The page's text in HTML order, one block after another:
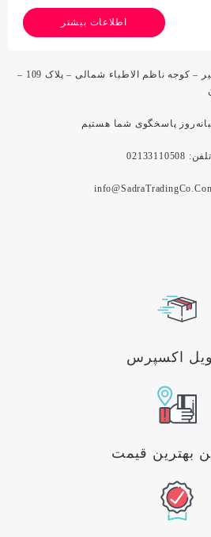
اطلاعات بیشتر
آدرس: تهران – خیابان امیرکبیر – کوجه ناظم الاطباء شمالی – پلاک 109 –
تلفن: 02133110508
اکسپرس
بهترین قیمت